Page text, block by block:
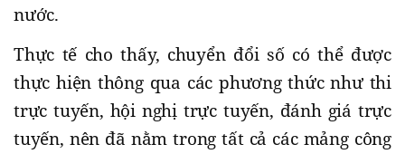
nước.
Thực tế cho thấy, chuyển đổi số có thể được
thực hiện thông qua các phương thức như thi
trực tuyến, hội nghị trực tuyến, đánh giá trực
tuyến, nên đã nằm trong tất cả các mảng công